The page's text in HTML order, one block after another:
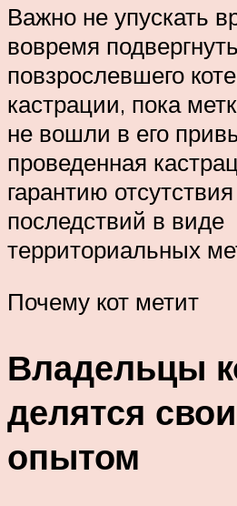
Важно не упускать
вовремя подвергнуть
повзрослевшего
кастрации, пока
не вошли в его
проведенная
гарантию
последствий в виде
территориальных
Почему кот метит
Владельцы
делятся
опытом